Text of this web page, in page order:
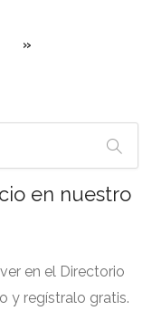
»
en nuestro
en el Directorio
y regístralo gratis.